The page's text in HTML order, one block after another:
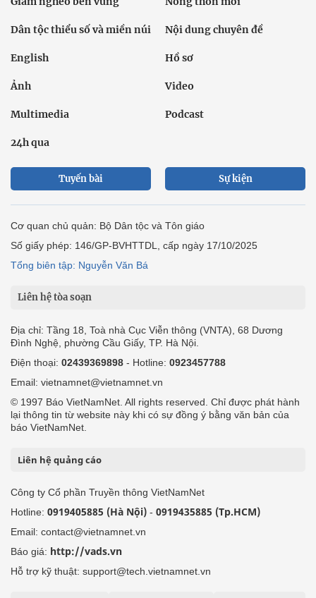
Dân tộc thiểu số và miền núi Nội dung chuyên đề
English Hồ sơ
Ảnh Video
Multimedia Podcast
24h qua
Tuyến bài Sự kiện
Cơ quan chủ quản: Bộ Dân tộc và Tôn giáo
Số giấy phép: 146/GP-BVHTTDL, cấp ngày 17/10/2025
Tổng biên tập: Nguyễn Văn Bá
Liên hệ tòa soạn
Địa chỉ: Tầng 18, Toà nhà Cục Viễn thông (VNTA), 68 Dương
Đình Nghệ, phường Cầu Giấy, TP. Hà Nội.
Điện thoại: 02439369898 - Hotline: 0923457788
Email: vietnamnet@vietnamnet.vn
© 1997 Báo VietNamNet. All rights reserved. Chỉ được phát hành
lại thông tin từ website này khi có sự đồng ý bằng văn bản của
báo VietNamNet.
Liên hệ quảng cáo
Công ty Cổ phần Truyền thông VietNamNet
Hotline: 0919405885 (Hà Nội) - 0919435885 (Tp.HCM)
Email: contact@vietnamnet.vn
Báo giá: http://vads.vn
Hỗ trợ kỹ thuật: support@tech.vietnamnet.vn